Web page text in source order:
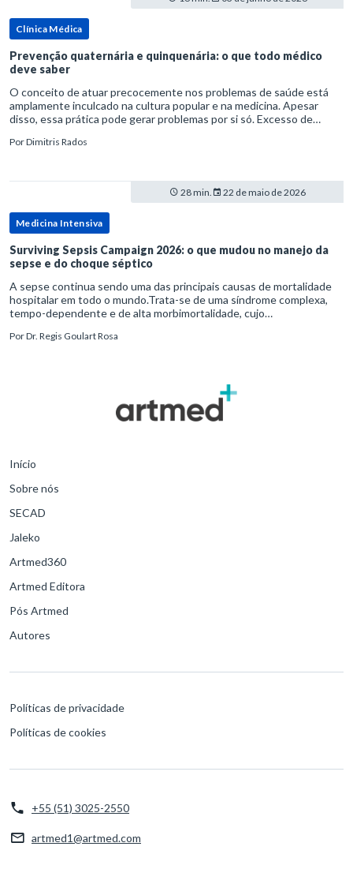
Clínica Médica
Prevenção quaternária e quinquenária: o que todo médico
deve saber
O conceito de atuar precocemente nos problemas de saúde está
amplamente inculcado na cultura popular e na medicina. Apesar
disso, essa prática pode gerar problemas por si só. Excesso de
PorDimitris Rados
28 min. 22 de maio de 2026
Medicina Intensiva
Surviving Sepsis Campaign 2026: o que mudou no manejo da
sepse e do choque séptico
A sepse continua sendo uma das principais causas de mortalidade
hospitalar em todo o mundo.Trata-se de uma síndrome complexa,
tempo-dependente e de alta morbimortalidade, cujo
para o desfe
PorDr. Regis Goulart Rosa
Início
Sobre nós
SECAD
Jaleko
Artmed360
Artmed Editora
Pós Artmed
Autores
Políticas de privacidade
Políticas de cookies
+55 (51) 3025-2550
artmed1@artmed.com